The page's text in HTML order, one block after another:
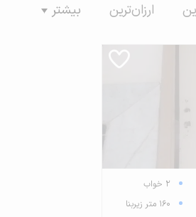
ارزان‌ترین بیشتر
2 خواب
160 متر زیربنا